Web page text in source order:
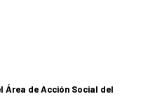
Área de Acción Social del